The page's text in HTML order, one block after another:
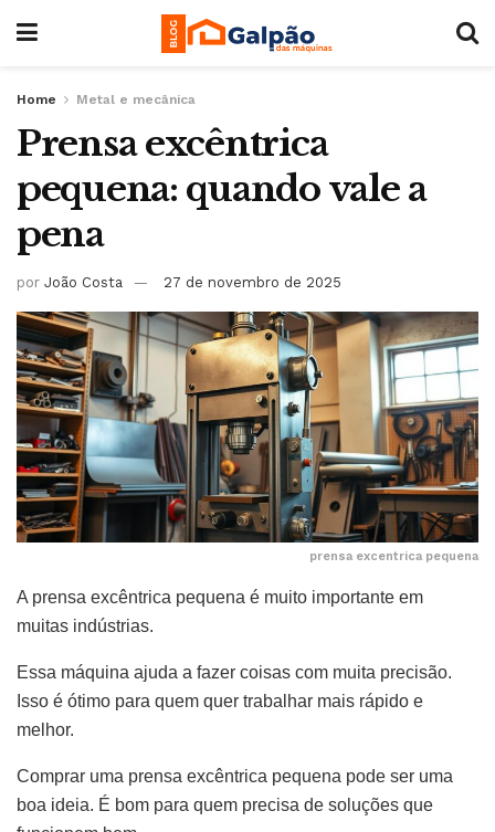
Home Metal e mecânica
Prensa excêntrica
pequena: quando vale a
pena
por João Costa 27 de novembro de 2025
prensa excentrica pequena
A prensa excêntrica pequena é muito importante em
muitas indústrias.
Essa máquina ajuda a fazer coisas com muita precisão.
Isso é ótimo para quem quer trabalhar mais rápido e
melhor.
Comprar uma prensa excêntrica pequena pode ser uma
boa ideia. É bom para quem precisa de soluções que